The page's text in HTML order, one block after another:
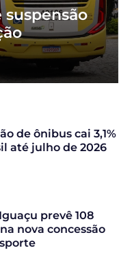
suspensão
de ônibus cai 3,1%
até julho de 2026
prevê 108
nova concessão